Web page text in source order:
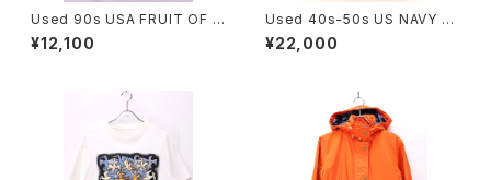
Used 90s USA FRUIT OF T
HE LOOM 6Cats Double Si
de Animal Graphic T-Shirt
¥12,100
Used 40s-50s US NAVY Bl
ue Chambray Cut Off Shirt
Size 14 1/2 古着
¥22,000